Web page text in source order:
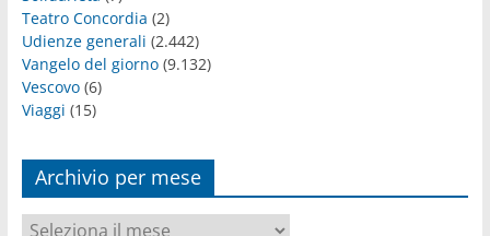
Teatro Concordia (2)
Udienze generali (2.442)
Vangelo del giorno(9.132)
Vescovo(6)
Viaggi (15)
Archivio per mese
Archivio